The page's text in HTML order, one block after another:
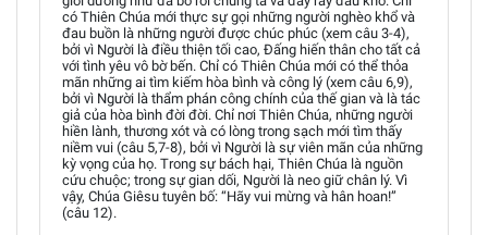
có Thiên Chúa mới thực sự gọi những người nghèo khổ và
đau buồn là những người được chúc phúc (xem câu 3-4),
bởi vì Người là điều thiện tối cao, Đấng hiến thân cho tất cả
với tình yêu vô bờ bến. Chỉ có Thiên Chúa mới có thể thỏa
mãn những ai tìm kiếm hòa bình và công lý (xem câu 6,9),
bởi vì Người là thẩm phán công chính của thế gian và là tác
giả của hòa bình đời đời. Chỉ nơi Thiên Chúa, những người
hiền lành, thương xót và có lòng trong sạch mới tìm thấy
niềm vui (câu 5,7-8), bởi vì Người là sự viên mãn của những
kỳ vọng của họ. Trong sự bách hại, Thiên Chúa là nguồn
cứu chuộc; trong sự gian dối, Người là neo giữ chân lý. Vì
vậy, Chúa Giêsu tuyên bố: “Hãy vui mừng và hân hoan!”
(câu 12).